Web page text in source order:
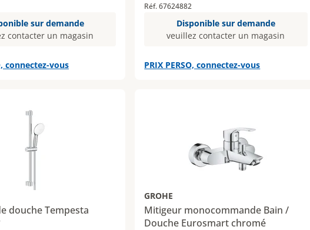
sur demande
contacter un magasin
connectez-vous
Réf. 67624882
Disponible sur demande
veuillez contacter un magasin
PRIX PERSO, connectez-vous
douche Tempesta
GROHE
Mitigeur monocommande Bain /
Douche Eurosmart chromé